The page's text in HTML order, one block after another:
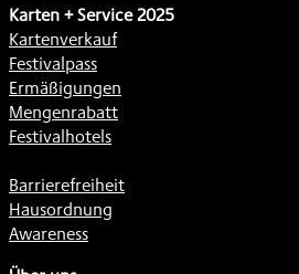
Karten + Service 2025
Kartenverkauf
Festivalpass
Ermäßigungen
Mengenrabatt
Festivalhotels
Barrierefreiheit
Hausordnung
Awareness